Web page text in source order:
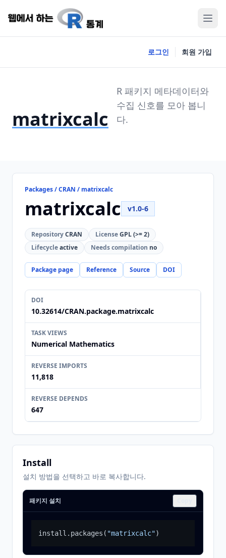
로그인 회원 가입
matrixcalc
R 패키지 메타데이터와
수집 신호를 모아 봅니
다.
Packages / CRAN / matrixcalc
matrixcalc v1.0-6
RepositoryCRAN LicenseGPL (>= 2)
Lifecycleactive Needs compilation no
Package page Reference Source DOI
DOI
10.32614/CRAN.package.matrixcalc
TASK VIEWS
Numerical Mathematics
REVERSE IMPORTS
11,818
REVERSE DEPENDS
647
Install
설치 방법을 선택하고 바로 복사합니다.
패키지 설치
install.packages ( "matrixcalc")